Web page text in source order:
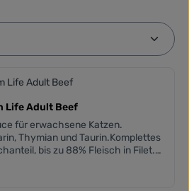
Life Adult Beef
für erwachsene Katzen.
Thymian und Taurin.Komplettes
bis zu 88% Fleisch in Filet.
und gentechnisch veränderte